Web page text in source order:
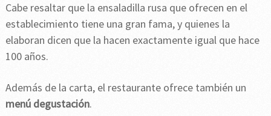
Cabe resaltar que la ensaladilla rusa que ofrecen en el
establecimiento tiene una gran fama, y quienes la
elaboran dicen que la hacen exactamente igual que hace
100 años.
Además de la carta, el restaurante ofrece también un
menú degustación.